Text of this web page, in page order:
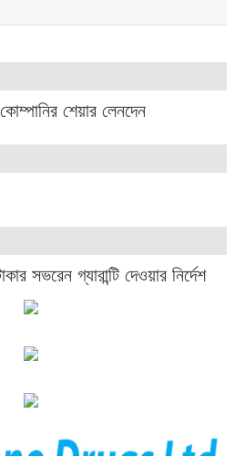
শেয়ার লেনদেন
সভরেন গ্যারান্টি দেওয়ার নির্দেশ